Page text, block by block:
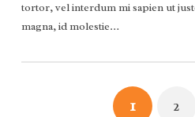
tortor, vel interdum mi sapien ut
magna, id molestie…
1 2